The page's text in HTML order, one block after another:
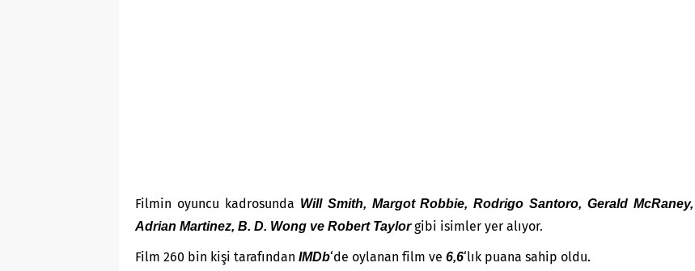
Filmin oyuncu kadrosunda Will Smith, Margot Robbie, Rodrigo Santoro, Gerald McRaney,
Adrian Martinez, B. D. Wong ve Robert Taylorgibi isimler yer alıyor.
Film 260 bin kişi tarafından IMDb‘de oylanan film ve 6,6‘lık puana sahip oldu.